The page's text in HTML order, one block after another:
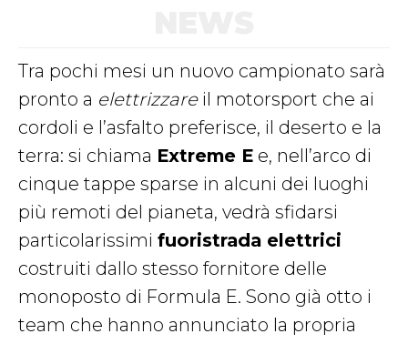
Tra pochi mesi un nuovo campionato sarà
pronto a elettrizzare il motorsport che ai
cordoli e l’asfalto preferisce, il deserto e la
terra: si chiama Extreme E e, nell’arco di
cinque tappe sparse in alcuni dei luoghi
più remoti del pianeta, vedrà sfidarsi
particolarissimi fuoristrada elettrici
costruiti dallo stesso fornitore delle
monoposto di Formula E. Sono già otto i
team che hanno annunciato la propria